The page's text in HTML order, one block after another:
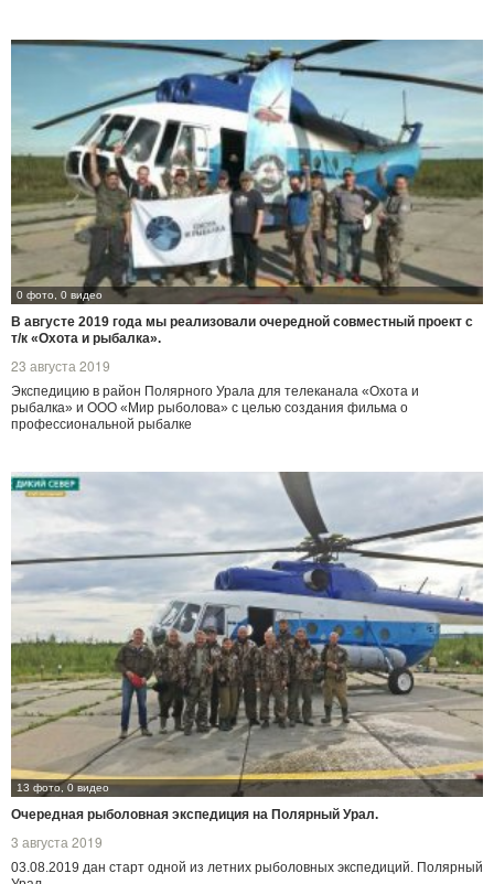
0 фото, 0 видео
В августе 2019 года мы реализовали очередной совместный проект с
т/к «Охота и рыбалка».
23 августа 2019
Экспедицию в район Полярного Урала для телеканала «Охота и
рыбалка» и ООО «Мир рыболова» с целью создания фильма о
профессиональной рыбалке
13 фото, 0 видео
Очередная рыболовная экспедиция на Полярный Урал.
3 августа 2019
03.08.2019 дан старт одной из летних рыболовных экспедиций. Полярный